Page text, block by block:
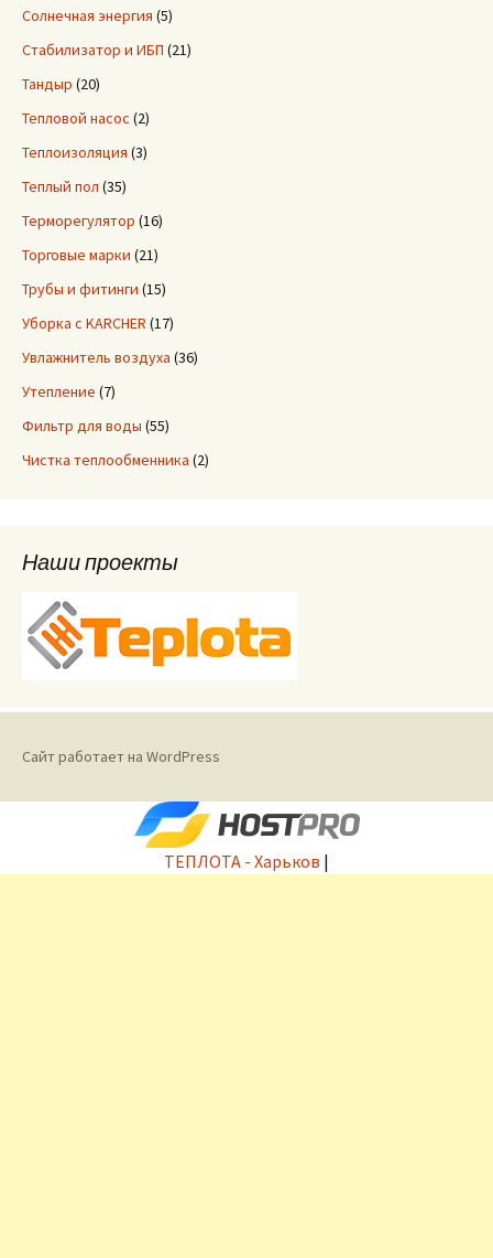
Солнечная энергия (5)
Стабилизатор и ИБП (21)
Тандыр (20)
Тепловой насос (2)
Теплоизоляция (3)
Теплый пол (35)
Терморегулятор (16)
Торговые марки (21)
Трубы и фитинги (15)
Уборка с KARCHER (17)
Увлажнитель воздуха (36)
Утепление (7)
Фильтр для воды (55)
Чистка теплообменника (2)
Наши проекты
Сайт работает на WordPress
ТЕПЛОТА - Харьков |